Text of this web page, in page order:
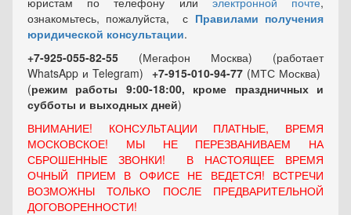
ознакомьтесь, пожалуйста, с Правилами получения
юридической консультации.
+7-925-055-82-55 (Мегафон Москва) (работает
WhatsApp и Telegram) +7-915-010-94-77 (МТС Москва)
(режим работы 9:00-18:00, кроме праздничных и
субботы и выходных дней)
ВНИМАНИЕ! КОНСУЛЬТАЦИИ ПЛАТНЫЕ, ВРЕМЯ
МОСКОВСКОЕ! МЫ НЕ ПЕРЕЗВАНИВАЕМ НА
СБРОШЕННЫЕ ЗВОНКИ! В НАСТОЯЩЕЕ ВРЕМЯ
ОЧНЫЙ ПРИЕМ В ОФИСЕ НЕ ВЕДЕТСЯ! ВСТРЕЧИ
ВОЗМОЖНЫ ТОЛЬКО ПОСЛЕ ПРЕДВАРИТЕЛЬНОЙ
ДОГОВОРЕННОСТИ!